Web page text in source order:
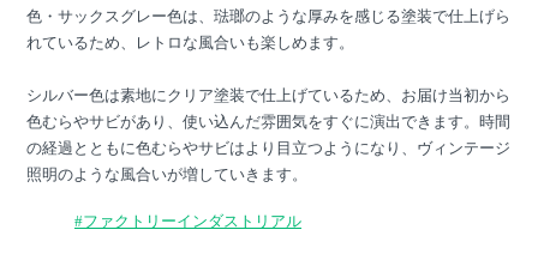
色・サックスグレー色は、琺瑯のような厚みを感じる塗装で仕上げら
れているため、レトロな風合いも楽しめます。
シルバー色は素地にクリア塗装で仕上げているため、お届け当初から
色むらやサビがあり、使い込んだ雰囲気をすぐに演出できます。時間
の経過とともに色むらやサビはより目立つようになり、ヴィンテージ
照明のような風合いが増していきます。
#ファクトリーインダストリアル